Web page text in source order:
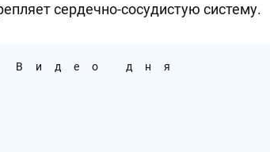
сердечно-сосудистую систему.
Видео дня